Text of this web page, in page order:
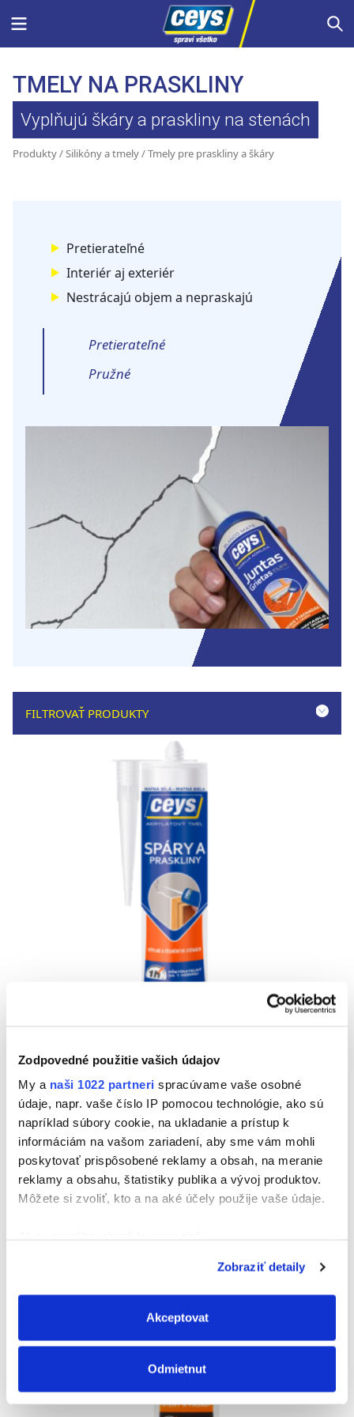
Zodpovedné použitie vašich údajov
My a naši 1022 partneri spracúvame vaše osobné
údaje, napr. vaše číslo IP pomocou technológie, ako sú
napríklad súbory cookie, na ukladanie a prístup k
informáciám na vašom zariadení, aby sme vám mohli
poskytovať prispôsobené reklamy a obsah, na meranie
reklamy a obsahu, štatistiky publika a vývoj produktov.
Môžete si zvoliť, kto a na aké účely použije vaše údaje.
Identifikovať vaše zariadenie aktívnym
skenovaním konkrétnych charakteristík (odtlačky
údaje, nájdete v časti svašimi nastaveniami
môžete kedykoľvek zmeniť alebo odvolať cez Vyhlásenie
o používaní súborov cookie.
Zobraziť detaily
Akceptovat
Odmietnut
Menu
TMELY NA PRASKLINY
Vyplňujú škáry a praskliny na stenách
Produkty/Silikóny a tmely/ Tmely pre praskliny a škáry
Pretierateľné
Interiér aj exteriér
Nestrácajú objem a nepraskajú
Pretierateľné
Pružné
FILTROVAŤ PRODUKTY
CEYS AKRYL SPÁRY
Vyberte kategóriu